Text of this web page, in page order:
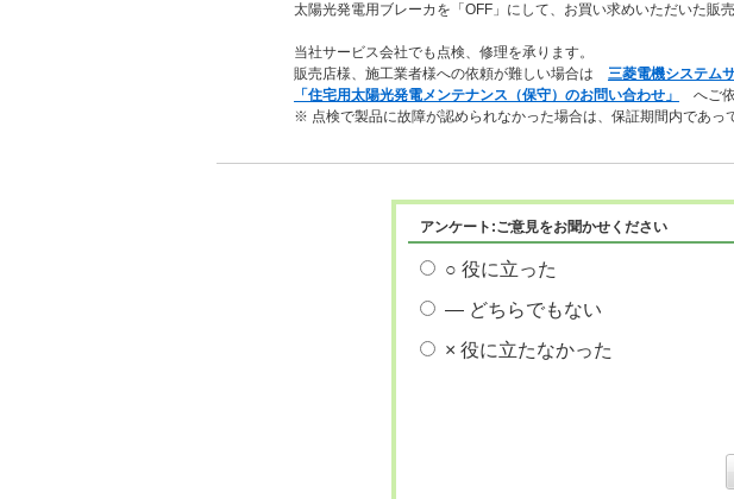
太陽光発電用ブレーカを「OFF」にして、お買い求めいただいた販
当社サービス会社でも点検、修理を承ります。
販売店様、施工業者様への依頼が難しい場合は 三菱電機システム
「住宅用太陽光発電メンテナンス（保守）のお問い合わせ」
へご
※ 点検で製品に故障が認められなかった場合は、保証期間内であっ
アンケート:ご意見をお聞かせください
○ 役に立った
― どちらでもない
× 役に立たなかった